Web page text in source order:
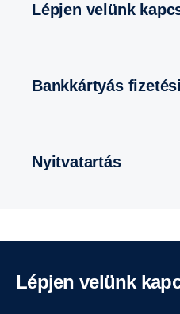
Lépjen velünk
Bankkártyás
Nyitvatartás
Lépjen velünk